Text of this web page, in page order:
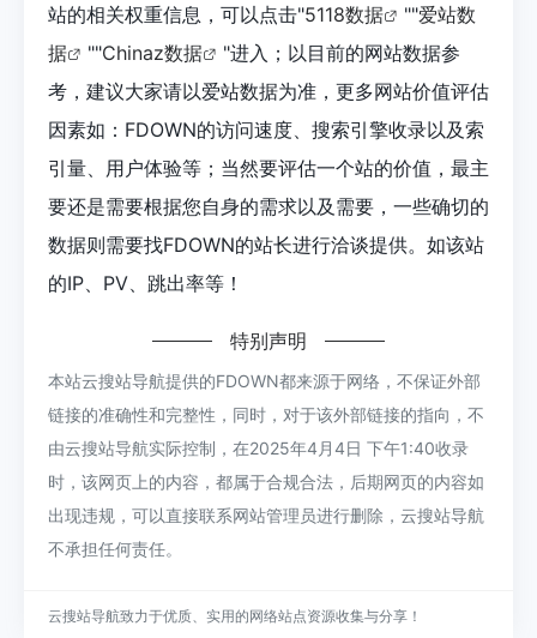
站的相关权重信息，可以点击"5118数据 ""爱站数
据
""Chinaz数据
"进入；以目前的网站数据参
考，建议大家请以爱站数据为准，更多网站价值评估
因素如：FDOWN的访问速度、搜索引擎收录以及索
引量、用户体验等；当然要评估一个站的价值，最主
要还是需要根据您自身的需求以及需要，一些确切的
数据则需要找FDOWN的站长进行洽谈提供。如该站
的IP、PV、跳出率等！
特别声明
本站云搜站导航提供的FDOWN都来源于网络，不保证外部
链接的准确性和完整性，同时，对于该外部链接的指向，不
由云搜站导航实际控制，在2025年4月4日 下午1:40收录
时，该网页上的内容，都属于合规合法，后期网页的内容如
出现违规，可以直接联系网站管理员进行删除，云搜站导航
不承担任何责任。
云搜站导航致力于优质、实用的网络站点资源收集与分享！